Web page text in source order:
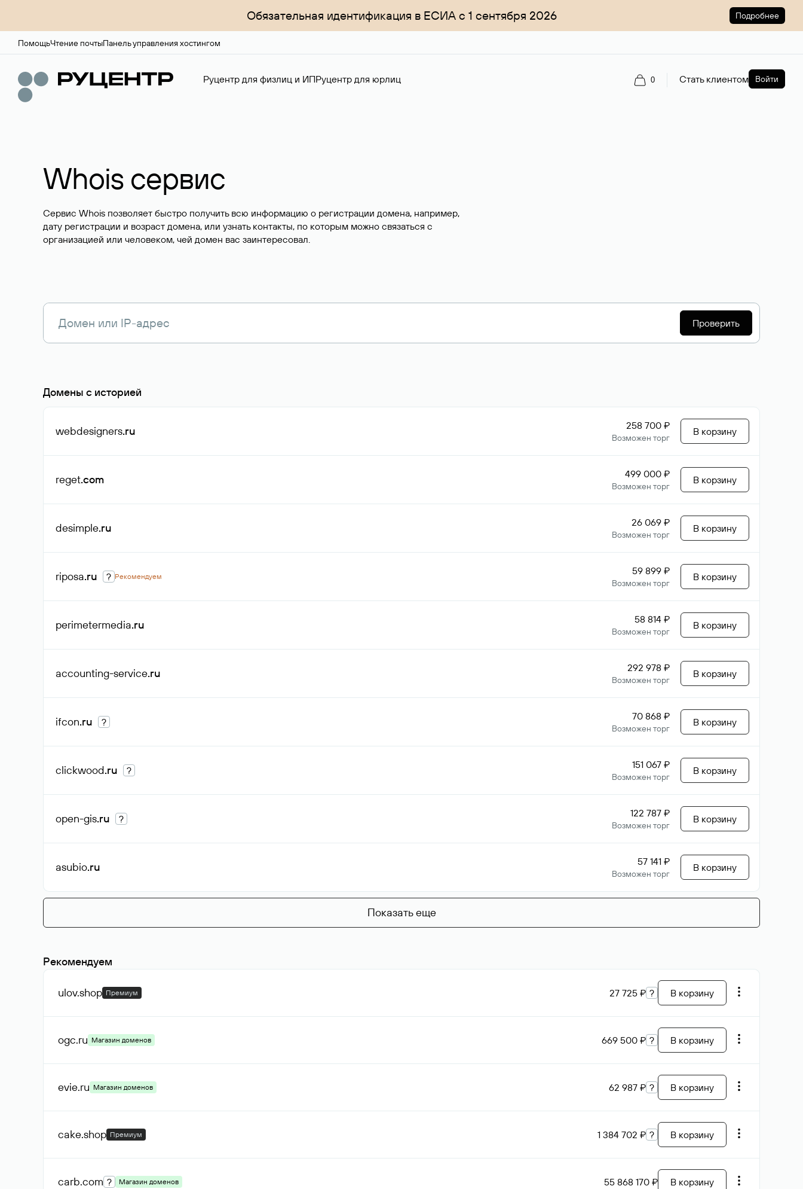
Обязательная идентификация в ЕСИА с 1 сентября 2026 Подробнее
ПомощьЧтение почтыПанель управления хостингом
Руцентр для физлиц и ИПРуцентр для юрлиц 0 Стать клиентом Войти
Whois сервис
Сервис Whois позволяет быстро получить всю информацию о регистрации домена, например,
дату регистрации и возраст домена, или узнать контакты, по которым можно связаться с
организацией или человеком, чей домен вас заинтересовал.
Проверить
Домены с историей
webdesigners.ru 258 700 ₽
Возможен торг
В корзину
reget.com 499 000 ₽
Возможен торг
В корзину
desimple.ru 26 069 ₽
Возможен торг
В корзину
riposa.ru ? Рекомендуем 59 899 ₽
Возможен торг
В корзину
perimetermedia.ru 58 814 ₽
Возможен торг
В корзину
accounting-service.ru 292 978 ₽
Возможен торг
В корзину
ifcon.ru ? 70 868 ₽
Возможен торг
В корзину
clickwood.ru ? 151 067 ₽
Возможен торг
В корзину
open-gis.ru ? 122 787 ₽
Возможен торг
В корзину
asubio.ru 57 141 ₽
Возможен торг
В корзину
Показать еще
Рекомендуем
ulov.shop Премиум 27 725 ₽ ? В корзину
ogc.ru Магазин доменов 669 500 ₽ ? В корзину
evie.ru Магазин доменов 62 987 ₽ ? В корзину
cake.shop Премиум 1 384 702 ₽ ? В корзину
carb.com ? Магазин доменов 55 868 170 ₽ В корзину